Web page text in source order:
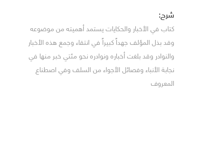
شرح:
كتاب في الأخبار والحكايات يستمد أهميته من موضوعه
وقد بذل المؤلف جهداً كبيراً في انتقاء وجمع هذه الأخبار
والنوادر وقد بلغت أخباره ونوادره نحو مئتي خبر منها في
نجابة الأنباء وفصائل الأجواء من السلف وفي اصطناع
المعروف